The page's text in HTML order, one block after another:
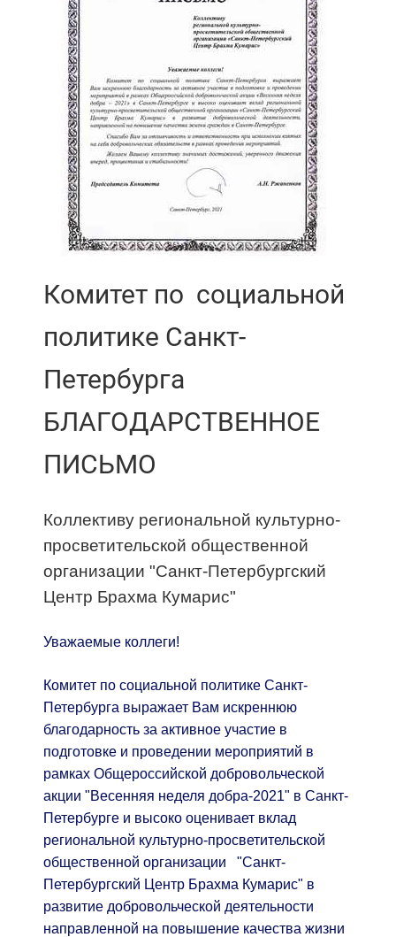
Комитет по социальной
политике Санкт-
Петербурга
БЛАГОДАРСТВЕННОЕ
ПИСЬМО
Коллективу региональной культурно-
просветительской общественной
организации "Санкт-Петербургский
Центр Брахма Кумарис"
Уважаемые коллеги!
Комитет по социальной политике Санкт-
Петербурга выражает Вам искреннюю
благодарность за активное участие в
подготовке и проведении мероприятий в
рамках Общероссийской добровольческой
акции "Весенняя неделя добра-2021" в Санкт-
Петербурге и высоко оценивает вклад
региональной культурно-просветительской
общественной организации "Санкт-
Петербургский Центр Брахма Кумарис" в
развитие добровольческой деятельности
направленной на повышение качества жизни